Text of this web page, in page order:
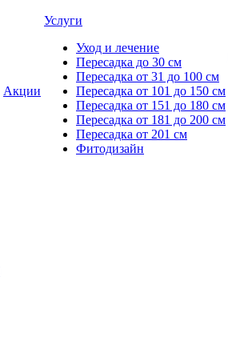
Акции
Услуги
Уход и лечение
Пересадка до 30 см
Пересадка от 31 до 100 см
Пересадка от 101 до 150 см
Пересадка от 151 до 180 см
Пересадка от 181 до 200 см
Пересадка от 201 см
Фитодизайн